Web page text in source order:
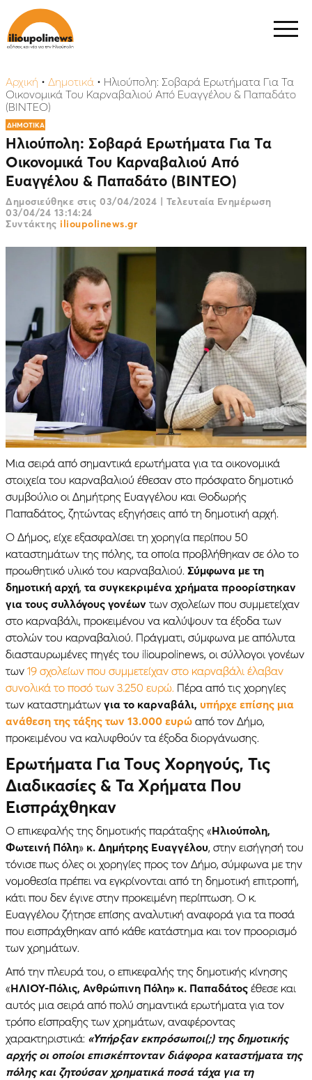
Αρχική • Δημοτικά • Ηλιούπολη: Σοβαρά Ερωτήματα Για Τα
Οικονομικά Του Καρναβαλιού Από Ευαγγέλου & Παπαδάτο
(ΒΙΝΤΕΟ)
ΔΗΜΟΤΙΚΑ
Ηλιούπολη: Σοβαρά Ερωτήματα Για Τα
Οικονομικά Του Καρναβαλιού Από
Ευαγγέλου & Παπαδάτο (ΒΙΝΤΕΟ)
Δημοσιεύθηκε στις 03/04/2024 | Τελευταία Ενημέρωση
03/04/24 13:14:24
Συντάκτης ilioupolinews.gr
Μια σειρά από σημαντικά ερωτήματα για τα οικονομικά
στοιχεία του καρναβαλιού έθεσαν στο πρόσφατο δημοτικό
συμβούλιο οι Δημήτρης Ευαγγέλου και Θοδωρής
Παπαδάτος, ζητώντας εξηγήσεις από τη δημοτική αρχή.
Ο Δήμος, είχε εξασφαλίσει τη χορηγία περίπου 50
καταστημάτων της πόλης, τα οποία προβλήθηκαν σε όλο το
προωθητικό υλικό του καρναβαλιού. Σύμφωνα με τη
δημοτική αρχή, τα συγκεκριμένα χρήματα προορίστηκαν
για τους συλλόγους γονέων των σχολείων που συμμετείχαν
στο καρναβάλι, προκειμένου να καλύψουν τα έξοδα των
στολών του καρναβαλιού. Πράγματι, σύμφωνα με απόλυτα
διασταυρωμένες πηγές του ilioupolinews, οι σύλλογοι γονέων
των 19 σχολείων που συμμετείχαν στο καρναβάλι έλαβαν
συνολικά το ποσό των 3.250 ευρώ. Πέρα από τις χορηγίες
των καταστημάτων για το καρναβάλι, υπήρχε επίσης μια
ανάθεση της τάξης των 13.000 ευρώ από τον Δήμο,
προκειμένου να καλυφθούν τα έξοδα διοργάνωσης.
Ερωτήματα Για Τους Χορηγούς, Τις
Διαδικασίες & Τα Χρήματα Που
Εισπράχθηκαν
Ο επικεφαλής της δημοτικής παράταξης «Ηλιούπολη,
Φωτεινή Πόλη» κ. Δημήτρης Ευαγγέλου, στην εισήγησή του
τόνισε πως όλες οι χορηγίες προς τον Δήμο, σύμφωνα με την
νομοθεσία πρέπει να εγκρίνονται από τη δημοτική επιτροπή,
κάτι που δεν έγινε στην προκειμένη περίπτωση. Ο κ.
Ευαγγέλου ζήτησε επίσης αναλυτική αναφορά για τα ποσά
που εισπράχθηκαν από κάθε κατάστημα και τον προορισμό
των χρημάτων.
Από την πλευρά του, ο επικεφαλής της δημοτικής κίνησης
«ΗΛΙΟΥ-Πόλις, Ανθρώπινη Πόλη» κ. Παπαδάτος έθεσε και
αυτός μια σειρά από πολύ σημαντικά ερωτήματα για τον
τρόπο είσπραξης των χρημάτων, αναφέροντας
χαρακτηριστικά: «Υπήρξαν εκπρόσωποι(;) της δημοτικής
αρχής οι οποίοι επισκέπτονταν διάφορα καταστήματα της
πόλης και ζητούσαν χρηματικά ποσά τάχα για τη